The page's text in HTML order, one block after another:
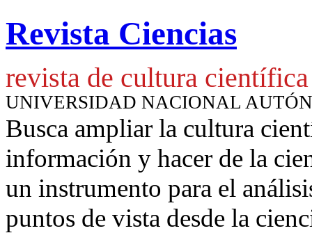
Revista Ciencias
revista de cultura científica
UNIVERSIDAD NACIONAL
Busca ampliar la cultura
información y hacer de la
un instrumento para el
puntos de vista desde la